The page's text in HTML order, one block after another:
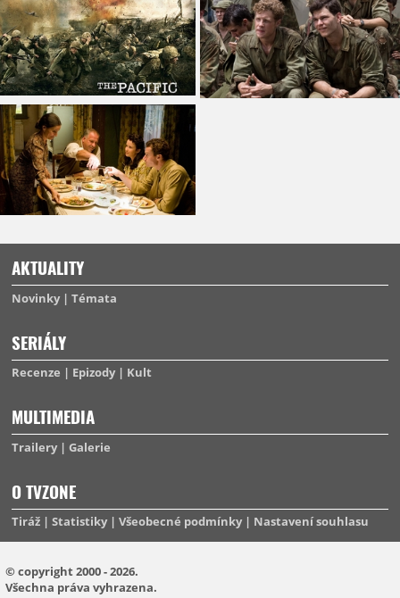
AKTUALITY
Novinky Témata
SERIÁLY
Recenze Epizody Kult
MULTIMEDIA
Trailery Galerie
O TVZONE
Tiráž Statistiky Všeobecné podmínky Nastavení souhlasu
© copyright 2000 - 2026.
Všechna práva vyhrazena.